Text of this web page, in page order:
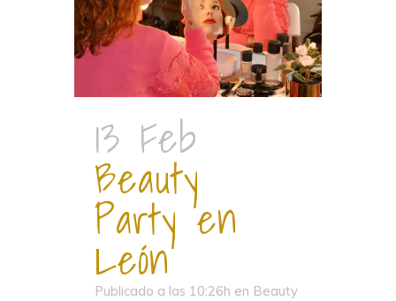
13 Feb
Beauty
Party en
León
Publicado a las 10:26h en Beauty